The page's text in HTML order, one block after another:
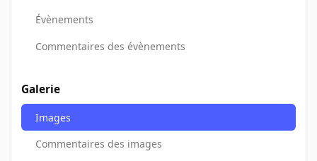
Évènements
Commentaires des évènements
Galerie
Images
Commentaires des images